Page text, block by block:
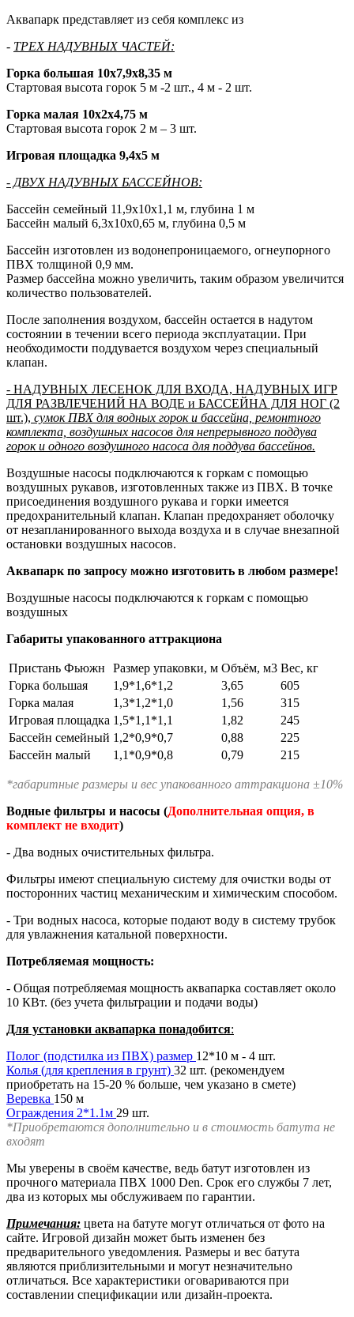
Аквапарк представляет из себя комплекс из
- ТРЕХ НАДУВНЫХ ЧАСТЕЙ:
Горка большая 10х7,9х8,35 м
Стартовая высота горок 5 м -2 шт., 4 м - 2 шт.
Горка малая 10х2х4,75 м
Стартовая высота горок 2 м – 3 шт.
Игровая площадка 9,4х5 м
- ДВУХ НАДУВНЫХ БАССЕЙНОВ:
Бассейн семейный 11,9х10х1,1 м, глубина 1 м
Бассейн малый 6,3х10х0,65 м, глубина 0,5 м
Бассейн изготовлен из водонепроницаемого, огнеупорного
ПВХ толщиной 0,9 мм.
Размер бассейна можно увеличить, таким образом увеличится
количество пользователей.
После заполнения воздухом, бассейн остается в надутом
состоянии в течении всего периода эксплуатации. При
необходимости поддувается воздухом через специальный
клапан.
- НАДУВНЫХ ЛЕСЕНОК ДЛЯ ВХОДА, НАДУВНЫХ ИГР
ДЛЯ РАЗВЛЕЧЕНИЙ НА ВОДЕ и БАССЕЙНА ДЛЯ НОГ (2
шт.), сумок ПВХ для водных горок и бассейна, ремонтного
комплекта, воздушных насосов для непрерывного поддува
горок и одного воздушного насоса для поддува бассейнов.
Воздушные насосы подключаются к горкам с помощью
воздушных рукавов, изготовленных также из ПВХ. В точке
присоединения воздушного рукава и горки имеется
предохранительный клапан. Клапан предохраняет оболочку
от незапланированного выхода воздуха и в случае внезапной
остановки воздушных насосов.
Аквапарк по запросу можно изготовить в любом размере!
Воздушные насосы подключаются к горкам с помощью
воздушных
Габариты упакованного аттракциона
Пристань Фьюжн Размер упаковки, м Объём, м3 Вес, кг
Горка большая
1,9*1,6*1,2 3,65
605
Горка малая
1,3*1,2*1,0 1,56
315
Игровая площадка 1,5*1,1*1,1 1,82
245
Бассейн семейный 1,2*0,9*0,7 0,88
225
Бассейн малый
1,1*0,9*0,8 0,79 215
*габаритные размеры и вес упакованного аттракциона ±10%
Водные фильтры и насосы (Дополнительная опция, в
комплект не входит)
- Два водных очистительных фильтра.
Фильтры имеют специальную систему для очистки воды от
посторонних частиц механическим и химическим способом.
- Три водных насоса, которые подают воду в систему трубок
для увлажнения катальной поверхности.
Потребляемая мощность:
- Общая потребляемая мощность аквапарка составляет около
10 КВт. (без учета фильтрации и подачи воды)
Для установки аквапарка понадобится:
Полог (подстилка из ПВХ) размер 12*10 м - 4 шт.
Колья (для крепления в грунт) 32 шт. (рекомендуем
приобретать на 15-20 % больше, чем указано в смете)
Веревка 150 м
Ограждения 2*1.1м 29 шт.
*Приобретаются дополнительно и в стоимость батута не
входят
Мы уверены в своём качестве, ведь батут изготовлен из
прочного материала ПВХ 1000 Den. Срок его службы 7 лет,
два из которых мы обслуживаем по гарантии.
Примечания: цвета на батуте могут отличаться от фото на
сайте. Игровой дизайн может быть изменен без
предварительного уведомления. Размеры и вес батута
являются приблизительными и могут незначительно
отличаться. Все характеристики оговариваются при
составлении спецификации или дизайн-проекта.